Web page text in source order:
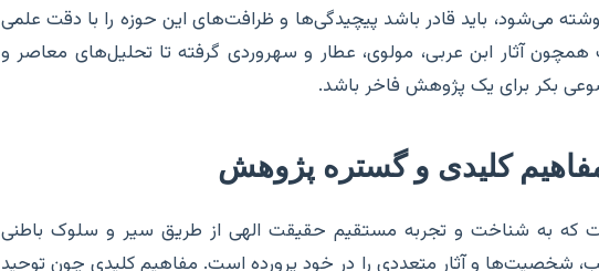
نوشته می‌شود، باید قادر باشد پیچیدگی‌ها و ظرافت‌های این حوزه را با دقت علمی
آثار ابن عربی، مولوی، عطار و سهروردی گرفته تا تحلیل‌های معاصر و
بکر برای یک پژوهش فاخر باشد.
کلیدی و گستره پژوهش
که به شناخت و تجربه مستقیم حقیقت الهی از طریق سیر و سلوک باطنی
شخصیت‌ها و آثار متعددی را در خود پرورده است. مفاهیم کلیدی چون توحید